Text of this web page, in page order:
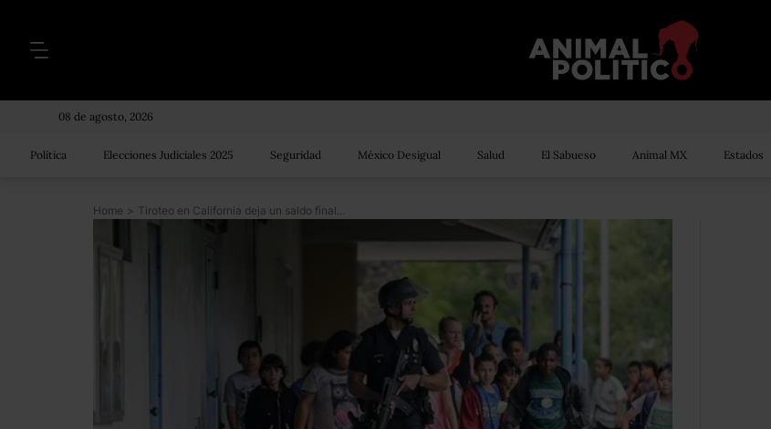
08 de agosto, 2026
Política Elecciones Judiciales 2025 Seguridad México Desigual Salud El Sabueso Animal MX Estados
Home > Tiroteo en California deja un saldo final de 5 muertos y 5 heridos